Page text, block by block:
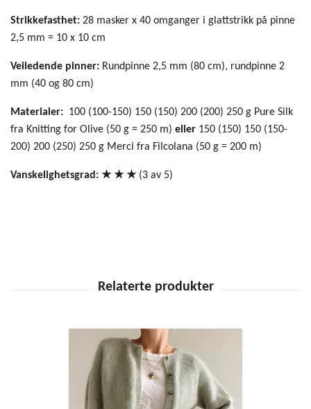
Strikkefasthet: 28 masker x 40 omganger i glattstrikk på pinne
2,5 mm = 10 x 10 cm
Veiledende pinner: Rundpinne 2,5 mm (80 cm), rundpinne 2
mm (40 og 80 cm)
Materialer: 100 (100-150) 150 (150) 200 (200) 250 g Pure Silk
fra Knitting for Olive (50 g = 250 m) eller 150 (150) 150 (150-
200) 200 (250) 250 g Merci fra Filcolana (50 g = 200 m)
Vanskelighetsgrad: ★ ★★(3 av 5)